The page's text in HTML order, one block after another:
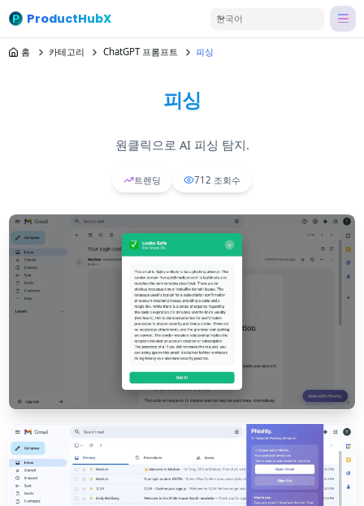
ProductHubX 한국어
홈 카테고리 ChatGPT 프롬프트 피싱
피싱
원클릭으로 AI 피싱 탐지.
트렌딩 712 조회수